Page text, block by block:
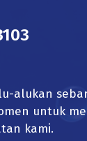
alukan
untuk
kami.